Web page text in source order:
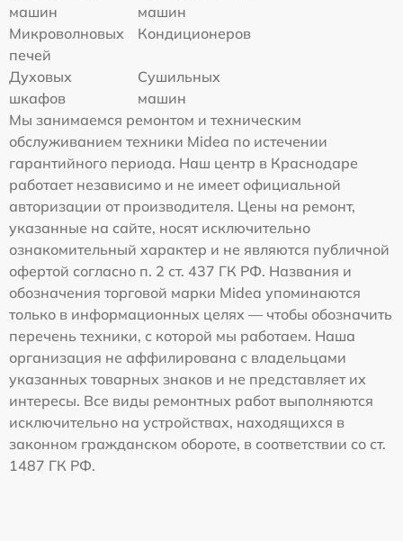
машин
машин
Микроволновых
печей
Кондиционеров
Духовых
шкафов
Сушильных
машин
Мы занимаемся ремонтом и техническим
обслуживанием техники Midea по истечении
гарантийного периода. Наш центр в Краснодаре
работает независимо и не имеет официальной
авторизации от производителя. Цены на ремонт,
указанные на сайте, носят исключительно
ознакомительный характер и не являются публичной
офертой согласно п. 2 ст. 437 ГК РФ. Названия и
обозначения торговой марки Midea упоминаются
только в информационных целях — чтобы обозначить
перечень техники, с которой мы работаем. Наша
организация не аффилирована с владельцами
указанных товарных знаков и не представляет их
интересы. Все виды ремонтных работ выполняются
исключительно на устройствах, находящихся в
законном гражданском обороте, в соответствии со ст.
1487 ГК РФ.